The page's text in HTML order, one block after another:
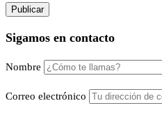
Sigamos en contacto
Nombre
Correo electrónico